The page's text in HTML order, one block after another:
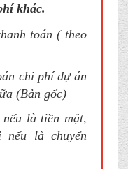
khác.
toán ( theo
chi phí dự án
(Bản gốc)
là tiền mặt,
nếu là chuyển